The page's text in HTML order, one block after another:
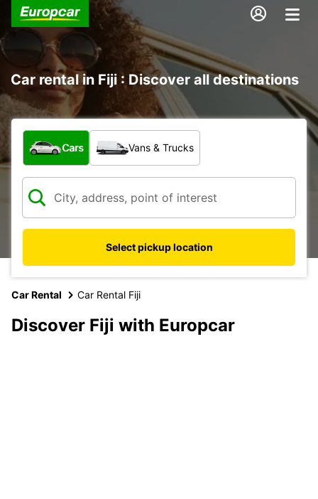
Car rental in Fiji : Discover all destinations
What type of vehicle?
Cars Vans & Trucks
Select pickup location
Car Rental Car Rental Fiji
Discover Fiji with Europcar